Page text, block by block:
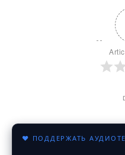
♥ ПОДДЕРЖАТЬ